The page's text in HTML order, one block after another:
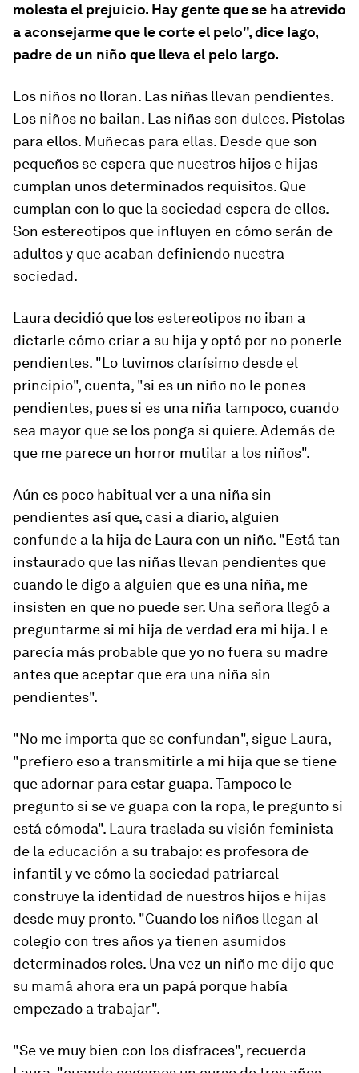
molesta el prejuicio. Hay gente que se ha atrevido
a aconsejarme que le corte el pelo", dice Iago,
padre de un niño que lleva el pelo largo.
Los niños no lloran. Las niñas llevan pendientes.
Los niños no bailan. Las niñas son dulces. Pistolas
para ellos. Muñecas para ellas. Desde que son
pequeños se espera que nuestros hijos e hijas
cumplan unos determinados requisitos. Que
cumplan con lo que la sociedad espera de ellos.
Son estereotipos que influyen en cómo serán de
adultos y que acaban definiendo nuestra
sociedad.
Laura decidió que los estereotipos no iban a
dictarle cómo criar a su hija y optó por no ponerle
pendientes. "Lo tuvimos clarísimo desde el
principio", cuenta, "si es un niño no le pones
pendientes, pues si es una niña tampoco, cuando
sea mayor que se los ponga si quiere. Además de
que me parece un horror mutilar a los niños".
Aún es poco habitual ver a una niña sin
pendientes así que, casi a diario, alguien
confunde a la hija de Laura con un niño. "Está tan
instaurado que las niñas llevan pendientes que
cuando le digo a alguien que es una niña, me
insisten en que no puede ser. Una señora llegó a
preguntarme si mi hija de verdad era mi hija. Le
parecía más probable que yo no fuera su madre
antes que aceptar que era una niña sin
pendientes".
"No me importa que se confundan", sigue Laura,
"prefiero eso a transmitirle a mi hija que se tiene
que adornar para estar guapa. Tampoco le
pregunto si se ve guapa con la ropa, le pregunto si
está cómoda". Laura traslada su visión feminista
de la educación a su trabajo: es profesora de
infantil y ve cómo la sociedad patriarcal
construye la identidad de nuestros hijos e hijas
desde muy pronto. "Cuando los niños llegan al
colegio con tres años ya tienen asumidos
determinados roles. Una vez un niño me dijo que
su mamá ahora era un papá porque había
empezado a trabajar".
"Se ve muy bien con los disfraces", recuerda